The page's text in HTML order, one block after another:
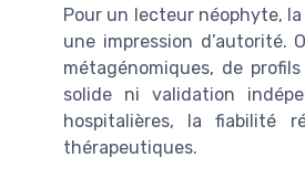
Pour un lecteur néophyte,
une impression d’autorité.
métagénomiques, de
solide ni validation
hospitalières, la fiabilité
thérapeutiques.